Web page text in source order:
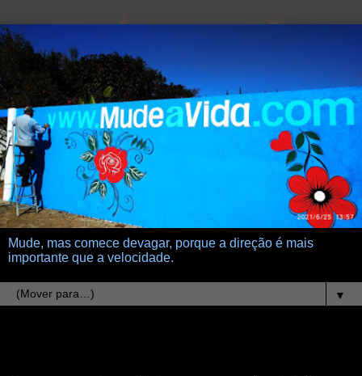
Mude, mas comece devagar, porque a direção é mais
importante que a velocidade.
▼